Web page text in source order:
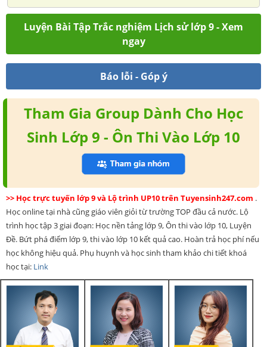
Luyện Bài Tập Trắc nghiệm Lịch sử lớp 9 - Xem
ngay
Báo lỗi - Góp ý
Tham Gia Group Dành Cho Học
Sinh Lớp 9 - Ôn Thi Vào Lớp 10
>> Học trực tuyến lớp 9 và Lộ trình UP10 trên Tuyensinh247.com .
Học online tại nhà cũng giáo viên giỏi từ trường TOP đầu cả nước. Lộ
trình học tập 3 giai đoạn: Học nền tảng lớp 9, Ôn thi vào lớp 10, Luyện
Đề. Bứt phá điểm lớp 9, thi vào lớp 10 kết quả cao. Hoàn trả học phí nếu
học không hiệu quả. Phụ huynh và học sinh tham khảo chi tiết khoá
học tại: Link